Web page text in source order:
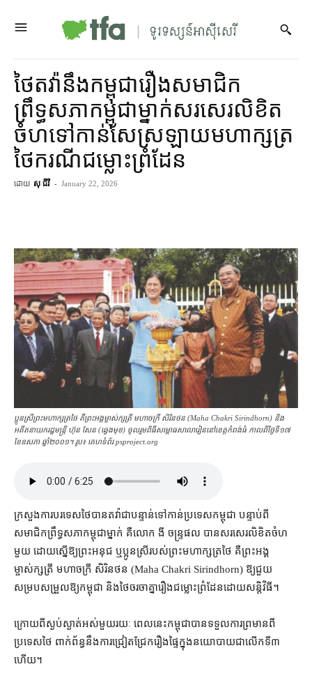
ថៃ​តវ៉ា​នឹង​កម្ពុជា​​រឿង​សមាជិក​
ព្រឹទ្ធសភា​កម្ពុជា​ម្នាក់​សរសេរ​លិខិត​
ចំហ​ទៅ​កាន់​​សែស្រឡាយ​មហាក្សត្រ​
ថៃ​ករណី​ជម្លោះព្រំដែន
ដោយ សុ ជីវី - January 22, 2026
ប្អូនស្រីព្រះមហាក្សត្រ​ថៃ គឺ​ព្រះអង្គម្ចាស់ក្សត្រី មហាចក្រី សិរិនថន (Maha Chakri Sirindhorn) និង​
អតីតនាយករដ្ឋមន្ត្រី ហ៊ុន សែន (ឆ្វេងមុខ) ចូលរួមពិធីសម្ពោធសាលារៀននៅ​ខេត្ត​កំពង់ធំ កាល​ពី​ថ្ងៃទី១៧
ខែ​ឧសភា ឆ្នាំ​២០០១។ រូប៖ គេហទំព័រ psproject.org
ក្រសួង​ការបរទេស​ថៃ​បាន​តវ៉ា​ជា​បន្ទាន់​ទៅ​កាន់​ប្រទេស​កម្ពុជា បន្ទាប់ពី​
សមាជិក​ព្រឹទ្ធសភា​កម្ពុជា​ម្នាក់ គឺ​លោក ងី ចន្ទ្រផល បាន​សរសេរ​លិខិត​ចំហ​
មួយ ដោយ​ស្នើ​ឱ្យ​ព្រះ​អនុជ ឬ​ប្អូនស្រី​របស់​ព្រះមហាក្សត្រ​ថៃ គឺ​ព្រះអង្គ
ម្ចាស់ក្សត្រី មហាចក្រី សិរិនថន (Maha Chakri Sirindhorn) ឱ្យ​ជួយ​
សម្របសម្រួល​ឱ្យ​កម្ពុជា និង​ថៃ​ចរចា​គ្នា​រឿង​ជម្លោះព្រំដែន​ដោយ​សន្តិវិធី។
ក្រោយពី​ស្ងប់ស្ងាត់​អស់​មួយរយៈ ពេល​នេះ​កម្ពុជា​បាន​ទទួល​ការព្រមាន​ពី​
ប្រទេស​ថៃ ពាក់ព័ន្ធ​នឹង​ការ​ជ្រៀតជ្រែក​រឿង​ផ្ទៃក្នុង​នយោបាយ​ជា​លើក​ទី​៣​
ហើយ។